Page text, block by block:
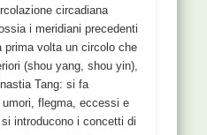
circadiana
i meridiani precedenti
prima volta un circolo che
(shou yang, shou yin),
Tang: si fa
flegma, eccessi e
introducono i concetti di